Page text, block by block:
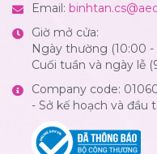
Email:
Giờ mở cửa:
Ngày thường (10:00 -
Cuối tuần và ngày lễ
Company code:
- Sở kế hoạch và đầu